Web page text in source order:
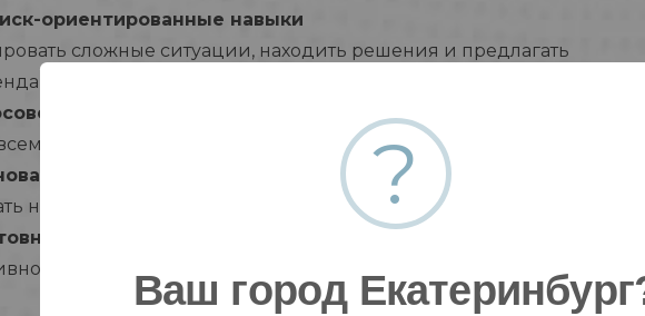
ориентированные навыки
сложные ситуации, находить решения и предлагать
и профессиональному росту
признанными экспертами и лидерами в нашей области
подход
новаторские решения и выделяться на рынке
к работе в динамичной среде
реагировать на изменения
?
Ваш город